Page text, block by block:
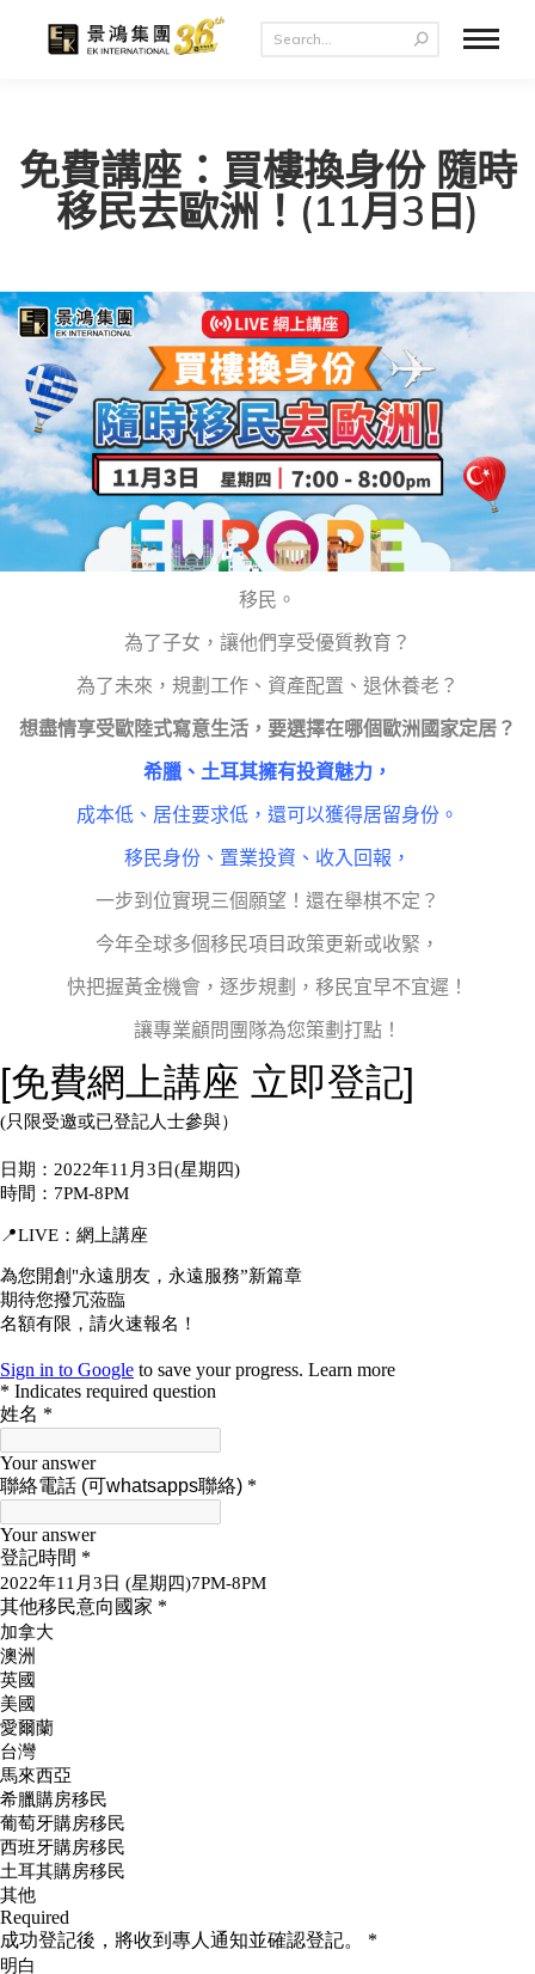
免費講座：買樓換身份 隨時
移民去歐洲！(11月3日)
移民。
為了子女，讓他們享受優質教育？
為了未來，規劃工作、資產配置、退休養老？
想盡情享受歐陸式寫意生活，要選擇在哪個歐洲國家定居？
希臘、土耳其擁有投資魅力，
成本低、居住要求低，還可以獲得居留身份。
移民身份、置業投資、收入回報，
一步到位實現三個願望！還在舉棋不定？
今年全球多個移民項目政策更新或收緊，
快把握黃金機會，逐步規劃，移民宜早不宜遲！
讓專業顧問團隊為您策劃打點！